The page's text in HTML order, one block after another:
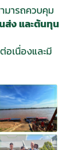
มารถควบคุม
ส่ง และต้นทุน
อเนื่องและมี